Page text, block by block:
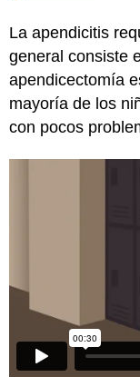
La apendicitis
general consiste
apendicectomía
mayoría de los
con pocos